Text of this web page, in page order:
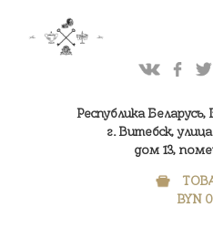
Республика
г. Витебск,
дом 13,
BYN